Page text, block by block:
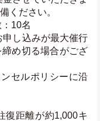
ください。
10名
申し込みが最大催行
め切る場合がござ
セルポリシーに沿
距離が約1,000キ